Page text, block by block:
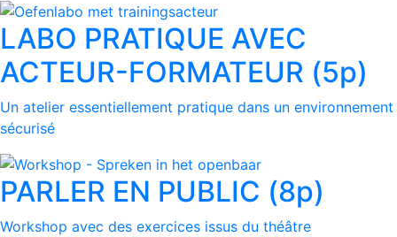
LABO PRATIQUE AVEC
ACTEUR-FORMATEUR (5p)
Un atelier essentiellement pratique dans un environnement
sécurisé
PARLER EN PUBLIC (8p)
Workshop avec des exercices issus du théâtre